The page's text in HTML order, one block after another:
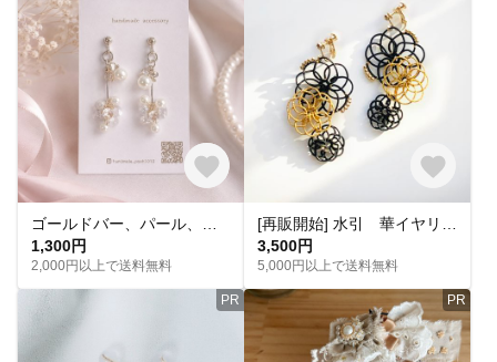
1,300円
2,000円以上で送料無料
3,500円
5,000円以上で送料無料
PR PR